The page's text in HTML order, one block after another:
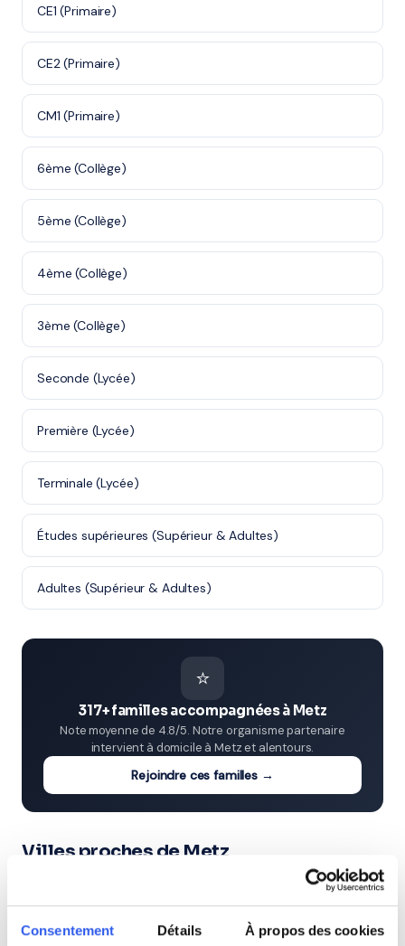
Consentement Détails À propos des cookies
CE1 (Primaire)
CE2 (Primaire)
CM1 (Primaire)
6ème (Collège)
5ème (Collège)
4ème (Collège)
3ème (Collège)
Seconde (Lycée)
Première (Lycée)
Terminale (Lycée)
Études supérieures (Supérieur & Adultes)
Adultes (Supérieur & Adultes)
⭐
317+ familles accompagnées à Metz
Note moyenne de 4.8/5. Notre organisme partenaire
intervient à domicile à Metz et alentours.
Rejoindre ces familles →
Villes proches de Metz
Cours particuliers à Thionville (57)